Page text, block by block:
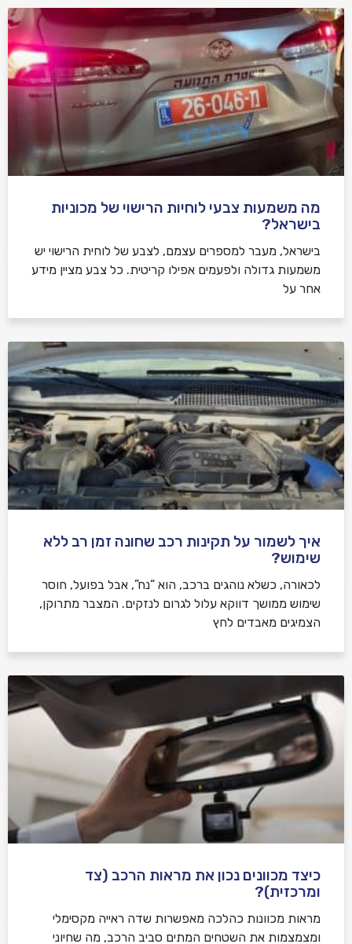
מה משמעות צבעי לוחיות הרישוי של מכוניות
בישראל?
בישראל, מעבר למספרים עצמם, לצבע של לוחית הרישוי יש
משמעות גדולה ולפעמים אפילו קריטית. כל צבע מציין מידע
אחר על
איך לשמור על תקינות רכב שחונה זמן רב ללא
שימוש?
לכאורה, כשלא נוהגים ברכב, הוא “נח”, אבל בפועל, חוסר
שימוש ממושך דווקא עלול לגרום לנזקים. המצבר מתרוקן,
הצמיגים מאבדים לחץ
כיצד מכוונים נכון את מראות הרכב (צד
ומרכזית)?
מראות מכוונות כהלכה מאפשרות שדה ראייה מקסימלי
ומצמצמות את השטחים המתים סביב הרכב, מה שחיוני